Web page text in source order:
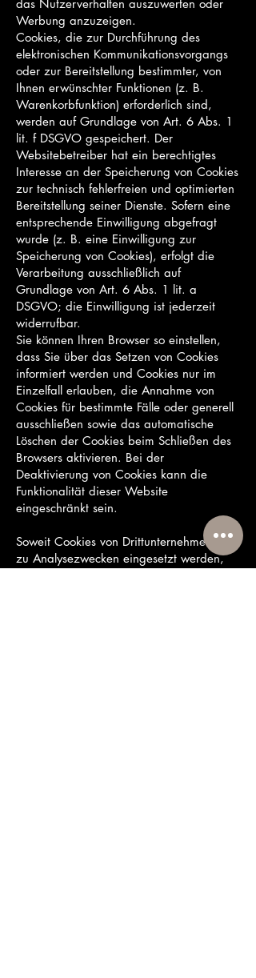
das Nutzerverhalten auszuwerten oder
Werbung anzuzeigen.
Cookies, die zur Durchführung des
elektronischen Kommunikationsvorgangs
oder zur Bereitstellung bestimmter, von
Ihnen erwünschter Funktionen (z. B.
Warenkorbfunktion) erforderlich sind,
werden auf Grundlage von Art. 6 Abs. 1
lit. f DSGVO gespeichert. Der
Websitebetreiber hat ein berechtigtes
Interesse an der Speicherung von Cookies
zur technisch fehlerfreien und optimierten
Bereitstellung seiner Dienste. Sofern eine
entsprechende Einwilligung abgefragt
wurde (z. B. eine Einwilligung zur
Speicherung von Cookies), erfolgt die
Verarbeitung ausschließlich auf
Grundlage von Art. 6 Abs. 1 lit. a
DSGVO; die Einwilligung ist jederzeit
widerrufbar.
Sie können Ihren Browser so einstellen,
dass Sie über das Setzen von Cookies
informiert werden und Cookies nur im
Einzelfall erlauben, die Annahme von
Cookies für bestimmte Fälle oder generell
ausschließen sowie das automatische
Löschen der Cookies beim Schließen des
Browsers aktivieren. Bei der
Deaktivierung von Cookies kann die
Funktionalität dieser Website
eingeschränkt sein.
Soweit Cookies von Drittunternehmen oder
zu Analysezwecken eingesetzt werden,